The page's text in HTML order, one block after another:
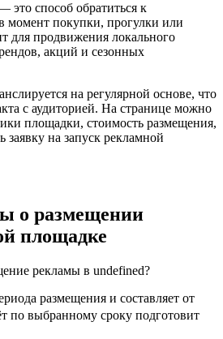
это способ обратиться к
момент покупки, прогулки или
для продвижения локального
акций и сезонных
на регулярной основе, что
с аудиторией. На странице можно
площадки, стоимость размещения,
заявку на запуск рекламной
о размещении
площадке
рекламы в undefined?
размещения и составляет от
по выбранному сроку подготовит